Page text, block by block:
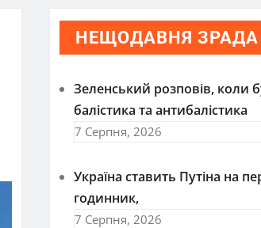
НЕЩОДАВНЯ ЗРАДА
Зеленський розповів, коли
балістика та антибалістика
7 Серпня, 2026
Україна ставить Путіна на
годинник,
7 Серпня, 2026